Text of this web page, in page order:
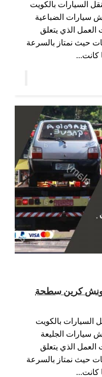
السيارات بالكويت
سيارات الضباعية
الذي يتعلق
حيث نمتاز بالسرعة
كانت…
/ 65557275 / ونش كرين سطحة
السيارات بالكويت
الجليعة
الذي يتعلق
حيث نمتاز بالسرعة
كانت…